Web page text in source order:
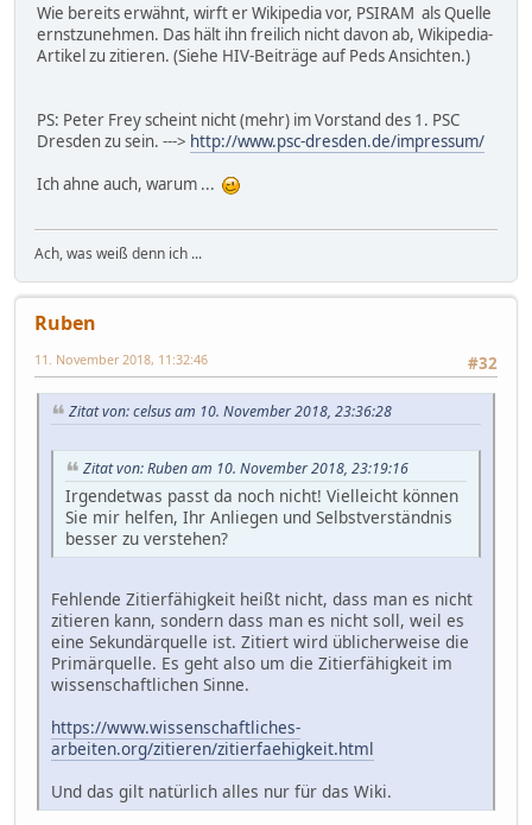
Wie bereits erwähnt, wirft er Wikipedia vor, PSIRAM als Quelle
ernstzunehmen. Das hält ihn freilich nicht davon ab, Wikipedia-
Artikel zu zitieren. (Siehe HIV-Beiträge auf Peds Ansichten.)
PS: Peter Frey scheint nicht (mehr) im Vorstand des 1. PSC
Dresden zu sein. ---> http://www.psc-dresden.de/impressum/
Ich ahne auch, warum ...
Ach, was weiß denn ich ...
Ruben
#32
11. November 2018, 11:32:46
Zitat von: celsus am 10. November 2018, 23:36:28
Zitat von: Ruben am 10. November 2018, 23:19:16
Irgendetwas passt da noch nicht! Vielleicht können
Sie mir helfen, Ihr Anliegen und Selbstverständnis
besser zu verstehen?
Fehlende Zitierfähigkeit heißt nicht, dass man es nicht
zitieren kann, sondern dass man es nicht soll, weil es
eine Sekundärquelle ist. Zitiert wird üblicherweise die
Primärquelle. Es geht also um die Zitierfähigkeit im
wissenschaftlichen Sinne.
https://www.wissenschaftliches-
arbeiten.org/zitieren/zitierfaehigkeit.html
Und das gilt natürlich alles nur für das Wiki.